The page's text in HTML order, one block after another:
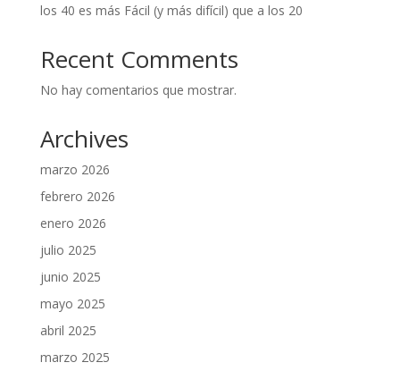
los 40 es más Fácil (y más difícil) que a los 20
Recent Comments
No hay comentarios que mostrar.
Archives
marzo 2026
febrero 2026
enero 2026
julio 2025
junio 2025
mayo 2025
abril 2025
marzo 2025